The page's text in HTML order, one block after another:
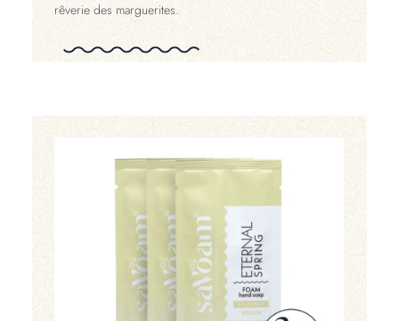
rêverie des marguerites.